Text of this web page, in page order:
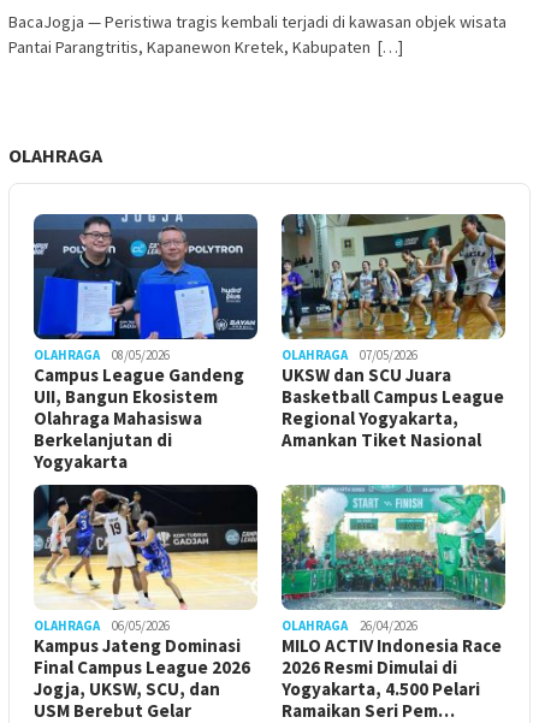
BacaJogja — Peristiwa tragis kembali terjadi di kawasan objek wisata
Pantai Parangtritis, Kapanewon Kretek, Kabupaten […]
OLAHRAGA
OLAHRAGA 08/05/2026
Campus League Gandeng
UII, Bangun Ekosistem
Olahraga Mahasiswa
Berkelanjutan di
Yogyakarta
OLAHRAGA 07/05/2026
UKSW dan SCU Juara
Basketball Campus League
Regional Yogyakarta,
Amankan Tiket Nasional
OLAHRAGA 06/05/2026
Kampus Jateng Dominasi
Final Campus League 2026
Jogja, UKSW, SCU, dan
USM Berebut Gelar
OLAHRAGA 26/04/2026
MILO ACTIV Indonesia Race
2026 Resmi Dimulai di
Yogyakarta, 4.500 Pelari
Ramaikan Seri Pem…